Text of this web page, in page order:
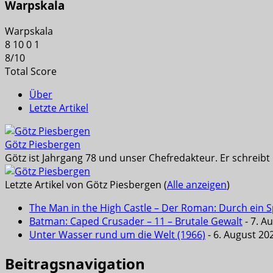
Warpskala
Warpskala
8 100 1
8/10
Total Score
Über
Letzte Artikel
Götz Piesbergen
Götz ist Jahrgang 78 und unser Chefredakteur. Er
Letzte Artikel von Götz Piesbergen (Alle anzeigen)
The Man in the High Castle – Der Roman: Durch ein
Batman: Caped Crusader – 11 – Brutale Gewalt- 7.
Unter Wasser rund um die Welt (1966) - 6. August
Beitragsnavigation